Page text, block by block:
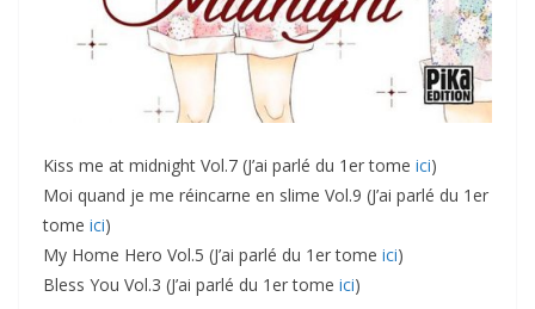
Kiss me at midnight Vol.7 (J’ai parlé du 1er tome ici)
Moi quand je me réincarne en slime Vol.9 (J’ai parlé du 1er
tome ici)
My Home Hero Vol.5 (J’ai parlé du 1er tome ici)
Bless You Vol.3 (J’ai parlé du 1er tome ici)